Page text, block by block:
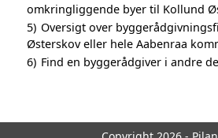
omkringliggende byer til Kollund
5) Oversigt over
Østerskov eller hele Aabenraa
6) Find en byggerådgiver i andre